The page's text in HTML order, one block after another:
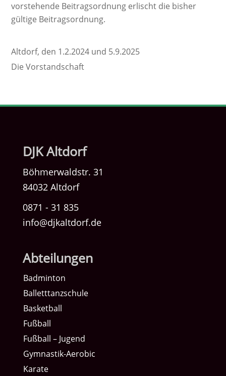
vorstehende Beitragsordnung erlischt die bisher
gültige Beitragsordnung.
Altdorf, den 1.2.2024 und 5.9.2025
Die Vorstandschaft
DJK Altdorf
Böhmerwaldstr. 31
84032 Altdorf
0871 - 31 835
info@djkaltdorf.de
Abteilungen
Badminton
Balletttanzschule
Basketball
Fußball
Fußball – Jugend
Gymnastik-Aerobic
Karate